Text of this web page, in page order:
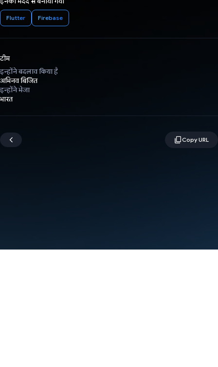
Flutter Firebase
टीम
इन्होंने बदलाव किया है
अभिनव बिजित
इन्होंने भेजा
भारत